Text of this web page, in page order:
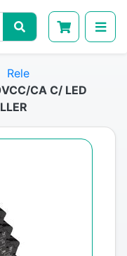
Rele
CA C/ LED